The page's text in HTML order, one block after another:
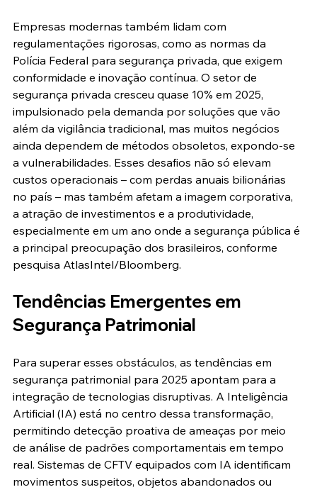
Empresas modernas também lidam com
regulamentações rigorosas, como as normas da
Polícia Federal para segurança privada, que exigem
conformidade e inovação contínua. O setor de
segurança privada cresceu quase 10% em 2025,
impulsionado pela demanda por soluções que vão
além da vigilância tradicional, mas muitos negócios
ainda dependem de métodos obsoletos, expondo-se
a vulnerabilidades. Esses desafios não só elevam
custos operacionais – com perdas anuais bilionárias
no país – mas também afetam a imagem corporativa,
a atração de investimentos e a produtividade,
especialmente em um ano onde a segurança pública é
a principal preocupação dos brasileiros, conforme
pesquisa AtlasIntel/Bloomberg.
Tendências Emergentes em
Segurança Patrimonial
Para superar esses obstáculos, as tendências em
segurança patrimonial para 2025 apontam para a
integração de tecnologias disruptivas. A Inteligência
Artificial (IA) está no centro dessa transformação,
permitindo detecção proativa de ameaças por meio
de análise de padrões comportamentais em tempo
real. Sistemas de CFTV equipados com IA identificam
movimentos suspeitos, objetos abandonados ou